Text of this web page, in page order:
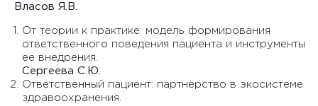
Власов Я.В.
От теории к практике: модель формирования
ответственного поведения пациента и инструменты
ее внедрения.
Сергеева С.Ю.
Ответственный пациент: партнёрство в экосистеме
здравоохранения.